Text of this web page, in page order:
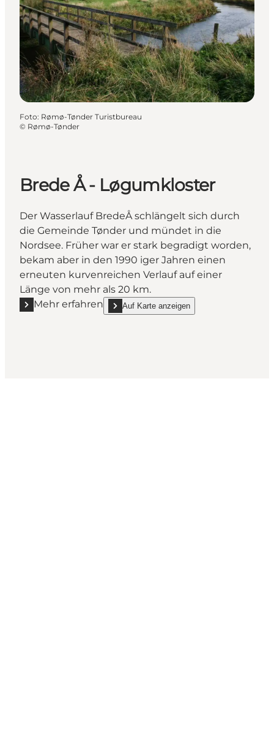
Foto: Rømø-Tønder Turistbureau
© Rømø-Tønder
Brede Å - Løgumkloster
Der Wasserlauf BredeÅ schlängelt sich durch
die Gemeinde Tønder und mündet in die
Nordsee. Früher war er stark begradigt worden,
bekam aber in den 1990 iger Jahren einen
erneuten kurvenreichen Verlauf auf einer
Länge von mehr als 20 km.
Mehr erfahren
Mehr erfahren "Brede Å - Løgumkloster"
Auf Karte anzeigen
show Brede Å - Løgumkloster on_map